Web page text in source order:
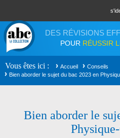
DES RÉVISIONS
POUR RÉUSSIR
Vous êtes ici Accueil
Conseils
Bien aborder le sujet du bac 2023 en
Bien aborder le